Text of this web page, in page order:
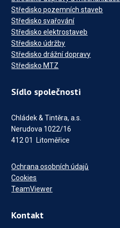
Středisko pozemních staveb
Středisko svařování
Středisko elektrostaveb
Středisko údržby
Středisko drážní dopravy
Středisko MTZ
Sídlo společnosti
Chládek & Tintěra, a.s.
Nerudova 1022/16
412 01 Litoměřice
Ochrana osobních údajů
Cookies
TeamViewer
Kontakt